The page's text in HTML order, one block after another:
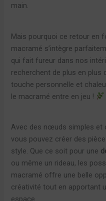
main.
Mais pourquoi ce retour en
macramé s’intègre
qui fait fureur dans nos
recherchent de plus en plus
touche personnelle et
le macramé entre en jeu !
Avec des nœuds simples et
vous pouvez créer des
style. Que ce soit pour une
ou même un rideau, les
macramé offre une belle
créativité tout en apportant